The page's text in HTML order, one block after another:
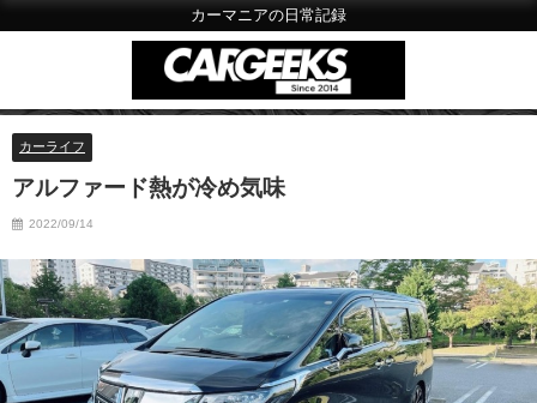
カーマニアの日常記録
カーライフ
アルファード熱が冷め気味
2022/09/14